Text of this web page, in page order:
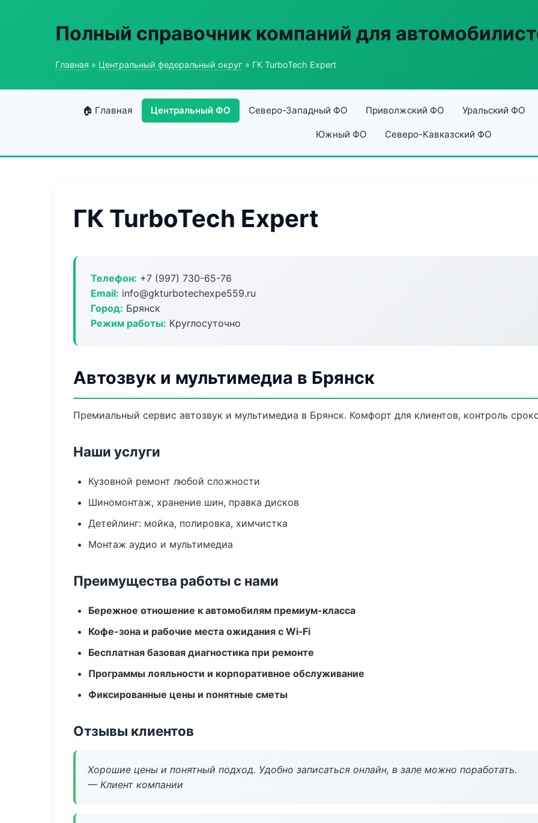
Полный справочник компаний для
Главная » Центральный федеральный округ » ГК TurboTech Expert
🏠 Главная Центральный ФО Северо-Западный ФО Приволжский ФО Уральский ФО
Южный ФО Северо-Кавказский ФО
ГК TurboTech Expert
Телефон: +7 (997) 730-65-76
Email: info@gkturbotechexpe559.ru
Город: Брянск
Режим работы: Круглосуточно
Автозвук и мультимедиа в Брянск
Премиальный сервис автозвук и мультимедиа в Брянск. Комфорт для клиентов, контроль
Наши услуги
Кузовной ремонт любой сложности
Шиномонтаж, хранение шин, правка дисков
Детейлинг: мойка, полировка, химчистка
Монтаж аудио и мультимедиа
Преимущества работы с нами
Бережное отношение к автомобилям премиум-класса
Кофе-зона и рабочие места ожидания с Wi‑Fi
Бесплатная базовая диагностика при ремонте
Программы лояльности и корпоративное обслуживание
Фиксированные цены и понятные сметы
Отзывы клиентов
Хорошие цены и понятный подход. Удобно записаться онлайн, в зале можно поработать.
— Клиент компании